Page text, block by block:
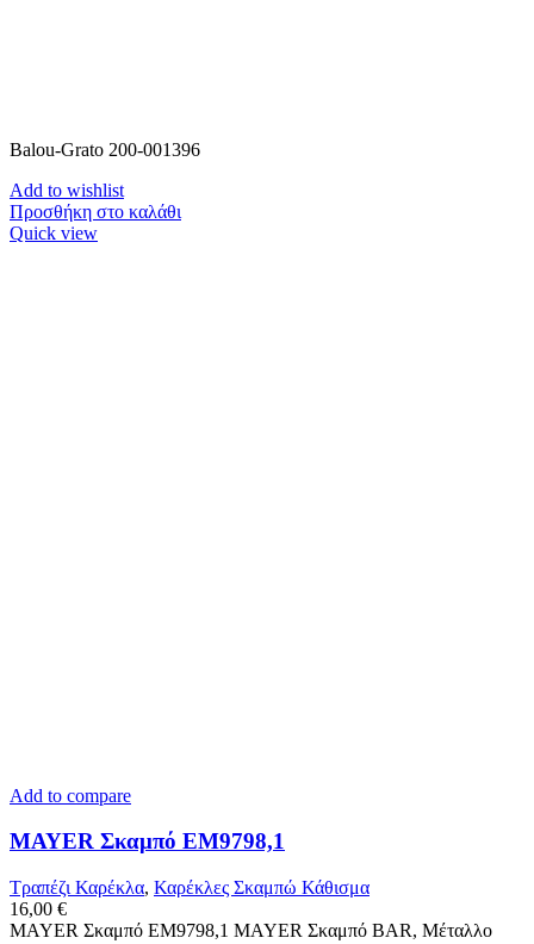
Balou-Grato 200-001396
Add to wishlist
Προσθήκη στο καλάθι
Quick view
Add to compare
MAYER Σκαμπό ΕΜ9798,1
Τραπέζι Καρέκλα, Καρέκλες Σκαμπώ Κάθισμα
16,00 €
MAYER Σκαμπό ΕΜ9798,1 MAYER Σκαμπό BAR, Μέταλλο